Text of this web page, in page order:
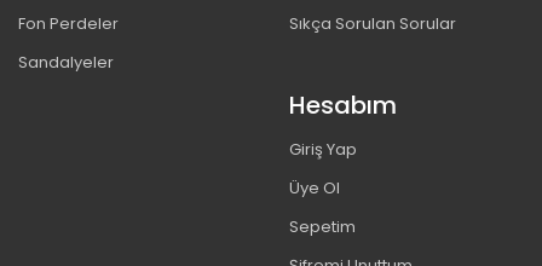
Fon Perdeler
Sandalyeler
Sıkça Sorulan Sorular
Hesabım
Giriş Yap
Üye Ol
Sepetim